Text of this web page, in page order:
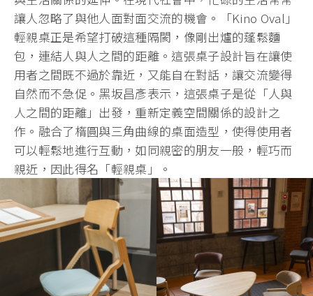
讓人忽略了與他人面對面交流的機會。「Kino Oval」
輕親桌正是希望打破這種隔閡，像剛出爐的蓬鬆麵
包，連結人與人之間的距離。這張桌子設計旨在讓使
用者之間既不過於靠近，又能自在對話，讓交流變得
自然而不急促。黑坂昌彥表示，這張桌子是從「人與
人之間的距離」出發，重新定義空間關係的設計之
作。融合了楕圓與三角曲線的桌面造型，使得使用者
可以輕鬆地進行互動，如同親密的朋友一般，輕巧而
親近，因此得名「輕親桌」。